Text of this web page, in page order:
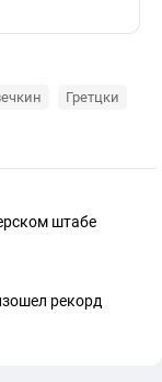
Гретцки
штабе
рекорд